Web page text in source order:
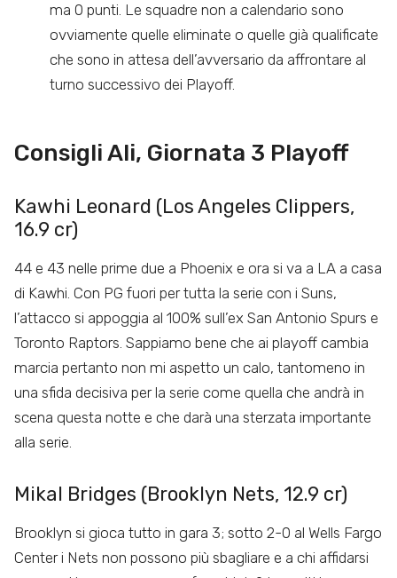
ma 0 punti. Le squadre non a calendario sono
ovviamente quelle eliminate o quelle già qualificate
che sono in attesa dell’avversario da affrontare al
turno successivo dei Playoff.
Consigli Ali, Giornata 3 Playoff
Kawhi Leonard (Los Angeles Clippers,
16.9 cr)
44 e 43 nelle prime due a Phoenix e ora si va a LA a casa
di Kawhi. Con PG fuori per tutta la serie con i Suns,
l’attacco si appoggia al 100% sull’ex San Antonio Spurs e
Toronto Raptors. Sappiamo bene che ai playoff cambia
marcia pertanto non mi aspetto un calo, tantomeno in
una sfida decisiva per la serie come quella che andrà in
scena questa notte e che darà una sterzata importante
alla serie.
Mikal Bridges (Brooklyn Nets, 12.9 cr)
Brooklyn si gioca tutto in gara 3; sotto 2-0 al Wells Fargo
Center i Nets non possono più sbagliare e a chi affidarsi